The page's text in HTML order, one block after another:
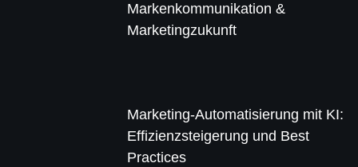
Markenkommunikation &
Marketingzukunft
Marketing-Automatisierung mit KI:
Effizienzsteigerung und Best
Practices